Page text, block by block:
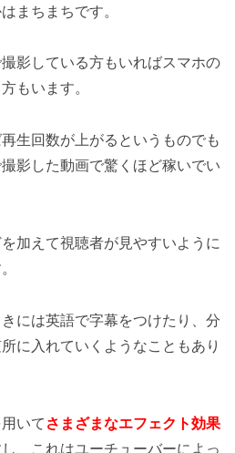
まちまちです。
影している方もいればスマホの
もいます。
生回数が上がるというものでも
影した動画で驚くほど稼いでい
加えて視聴者が見やすいように
には英語で字幕をつけたり、分
に入れていくようなこともあり
いて さまざまなエフェクト効果
、これはユーチューバーによっ